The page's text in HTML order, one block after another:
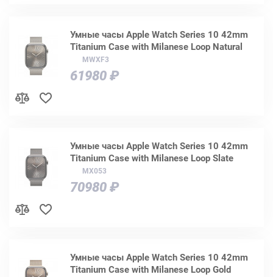
Умные часы Apple Watch Series 10 42mm
Titanium Case with Milanese Loop Natural
MWXF3
61980 ₽
Умные часы Apple Watch Series 10 42mm
Titanium Case with Milanese Loop Slate
MX053
70980 ₽
Умные часы Apple Watch Series 10 42mm
Titanium Case with Milanese Loop Gold